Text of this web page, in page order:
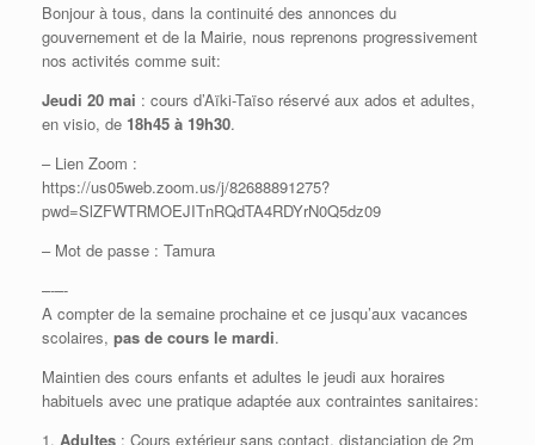
Bonjour à tous, dans la continuité des annonces du
gouvernement et de la Mairie, nous reprenons progressivement
nos activités comme suit:
Jeudi 20 mai : cours d’Aïki-Taïso réservé aux ados et adultes,
en visio, de 18h45 à 19h30.
– Lien Zoom :
https://us05web.zoom.us/j/82688891275?
pwd=SlZFWTRMOEJITnRQdTA4RDYrN0Q5dz09
– Mot de passe : Tamura
–‐–‐
A compter de la semaine prochaine et ce jusqu’aux vacances
scolaires, pas de cours le mardi.
Maintien des cours enfants et adultes le jeudi aux horaires
habituels avec une pratique adaptée aux contraintes sanitaires:
1. Adultes : Cours extérieur sans contact, distanciation de 2m